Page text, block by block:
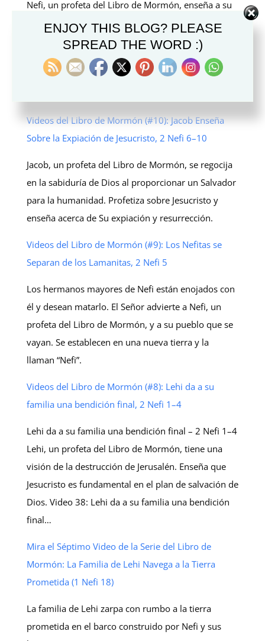
Nefi, un profeta del Libro de Mormón, enseña a su
pueblo acerca del bautismo y la doctrina de Cristo.
Les dice que deben continuar adelante siguiendo a
Cristo, con esperanza perfecta en Él, amar a Dios y
a todas las personas y deleitarse en las palabras de
Videos del Libro de Mormón (#10): Jacob Enseña
Sobre la Expiación de Jesucristo, 2 Nefi 6–10
Jacob, un profeta del Libro de Mormón, se regocija
en la sabiduría de Dios al proporcionar un Salvador
para la humanidad. Profetiza sobre Jesucristo y
enseña acerca de Su expiación y resurrección.
Videos del Libro de Mormón (#9): Los Nefitas se
Separan de los Lamanitas, 2 Nefi 5
Los hermanos mayores de Nefi están enojados con
él y desean matarlo. El Señor advierte a Nefi, un
profeta del Libro de Mormón, y a su pueblo que se
vayan. Se establecen en una nueva tierra y la
llaman “Nefi”.
Videos del Libro de Mormón (#8): Lehi da a su
familia una bendición final, 2 Nefi 1–4
Lehi da a su familia una bendición final – 2 Nefi 1–4
Lehi, un profeta del Libro de Mormón, tiene una
visión de la destrucción de Jerusalén. Enseña que
Jesucristo es fundamental en el plan de salvación de
Dios. Video 38: Lehi da a su familia una bendición
final…
Mira el Séptimo Video de la Serie del Libro de
Mormón: La Familia de Lehi Navega a la Tierra
Prometida (1 Nefi 18)
La familia de Lehi zarpa con rumbo a la tierra
prometida en el barco construido por Nefi y sus
ENJOY THIS BLOG? PLEASE
SPREAD THE WORD :)